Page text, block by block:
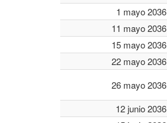
1 mayo 2036
11 mayo 2036
15 mayo 2036
22 mayo 2036
26 mayo 2036
12 junio 2036